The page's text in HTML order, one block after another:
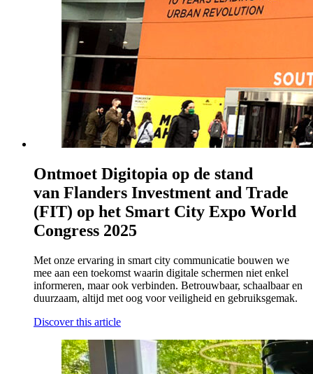
Ontmoet Digitopia op de stand
van Flanders Investment and Trade
(FIT) op het Smart City Expo World
Congress 2025
Met onze ervaring in smart city communicatie bouwen we
mee aan een toekomst waarin digitale schermen niet enkel
informeren, maar ook verbinden. Betrouwbaar, schaalbaar en
duurzaam, altijd met oog voor veiligheid en gebruiksgemak.
Discover this article